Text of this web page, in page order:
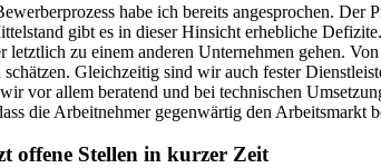
habe ich bereits angesprochen. Der
gibt es in dieser Hinsicht erhebliche Defizite.
letztlich zu einem anderen Unternehmen gehen.
schätzen. Gleichzeitig sind wir auch fester
vor allem beratend und bei technischen
die Arbeitnehmer gegenwärtig den Arbeitsmarkt
offene Stellen in kurzer Zeit